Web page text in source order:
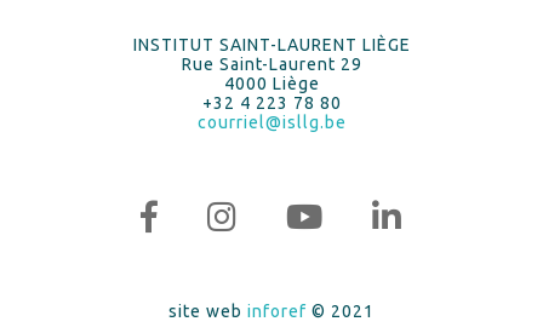
INSTITUT SAINT-LAURENT LIÈGE
Rue Saint-Laurent 29
4000 Liège
+32 4 223 78 80
courriel@isllg.be
site web inforef © 2021